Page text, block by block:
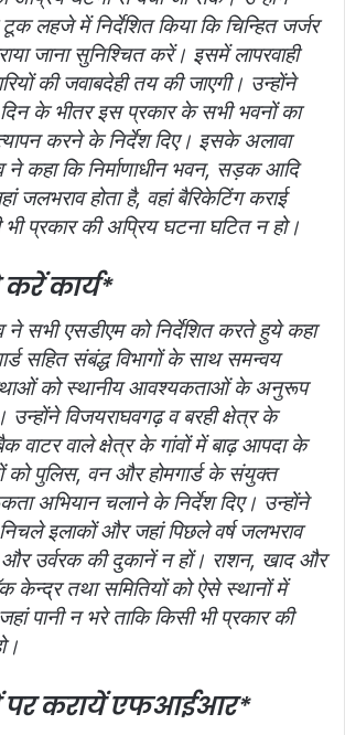
टूक लहजे में निर्देशित किया कि चिन्हित जर्जर
जाना सुनिश्चित करें। इसमें लापरवाही
की जवाबदेही तय की जाएगी। उन्‍होंने
दिन के भीतर इस प्रकार के सभी भवनों का
करने के निर्देश दिए। इसके अलावा
ने कहा कि निर्माणाधीन भवन, सड़क आदि
जलभराव होता है, वहां बैरिकेटिंग कराई
प्रकार की अप्रिय घटना घटित न हो।
कार्य*
ने सभी एसडीएम को निर्देशित करते हुये कहा
सहित संबंद्ध विभागों के साथ समन्‍वय
को स्‍थानीय आवश्‍यकताओं के अनुरूप
विजयराघवगढ़ व बरही क्षेत्र के
वाटर वाले क्षेत्र के गांवों में बाढ़ आपदा के
को पुलिस, वन और होमगार्ड के संयुक्‍त
अभियान चलाने के निर्देश दिए। उन्होंने
निचले इलाकों और जहां पिछले वर्ष जलभराव
उर्वरक की दुकानें न हों। राशन, खाद और
केन्‍द्र तथा समितियों को ऐसे स्‍थानों में
पानी न भरे ताकि किसी भी प्रकार की
पर करायें एफआईआर*